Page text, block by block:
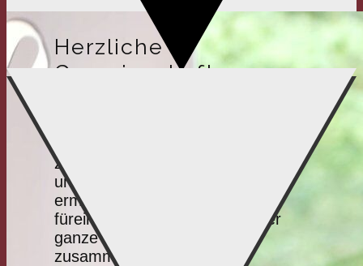
Herzliche
Gemeinschaft
zu lieben, zu helfen, zu
unterstützen, zu ermahnen, zu
ermutigen, zu stärken und
füreinander zu beten, damit der
ganze Leib Christi einheitlich
zusammen wachsen kann.